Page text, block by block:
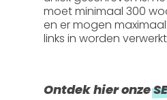
moetminimaal 300
en er mogen
links in worden
Ontdek hier onze